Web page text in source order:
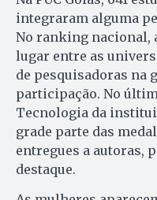
integraram alguma
No ranking nacional,
lugar entre as
de pesquisadoras na
participação. No
Tecnologia da
grade parte das
entregues a autoras,
destaque.